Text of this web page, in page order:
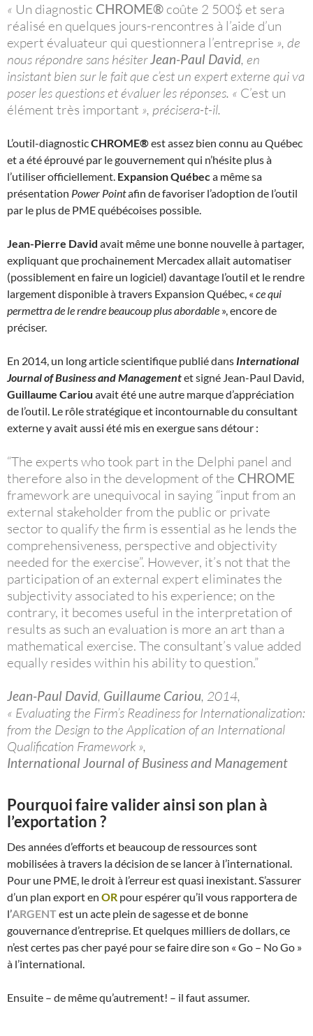
« Un diagnostic CHROME® coûte 2 500$ et sera
réalisé en quelques jours-rencontres à l’aide d’un
expert évaluateur qui questionnera l’entreprise », de
nous répondre sans hésiterJean-Paul David, en
insistant bien sur le fait que c’est un expert externe qui va
poser les questions et évaluer les réponses. « C’est un
élément très important », précisera-t-il.
L’outil-diagnosticCHROME®est assez bien connu au Québec
et a été éprouvé par le gouvernement qui n’hésite plus à
l’utiliser officiellement. Expansion Québeca même sa
présentation Power Pointafin de favoriser l’adoption de l’outil
par le plus de PME québécoises possible.
Jean-Pierre David avait même une bonne nouvelle à partager,
expliquant que prochainement Mercadex allait automatiser
(possiblement en faire un logiciel) davantage l’outil et le rendre
largement disponible à travers Expansion Québec, « ce qui
permettra de le rendre beaucoup plus abordable », encore de
préciser.
En 2014, un long article scientifique publié dans International
Journal of Business and Managementet signé Jean-Paul David,
Guillaume Cariou avait été une autre marque d’appréciation
de l’outil. Le rôle stratégique et incontournable du consultant
externe y avait aussi été mis en exergue sans détour :
“The experts who took part in the Delphi panel and
therefore also in the development of the CHROME
framework are unequivocal in saying “input from an
external stakeholder from the public or private
sector to qualify the firm is essential as he lends the
comprehensiveness, perspective and objectivity
needed for the exercise”. However, it’s not that the
participation of an external expert eliminates the
subjectivity associated to his experience; on the
contrary, it becomes useful in the interpretation of
results as such an evaluation is more an art than a
mathematical exercise. The consultant’s value added
equally resides within his ability to question.”
Jean-Paul David, Guillaume Cariou, 2014,
« Evaluating the Firm’s Readiness for Internationalization:
from the Design to the Application of an International
Qualification Framework »,
International Journal of Business and Management
Pourquoi faire valider ainsi son plan à
l’exportation ?
Des années d’efforts et beaucoup de ressources sont
mobilisées à travers la décision de se lancer à l’international.
Pour une PME, le droit à l’erreur est quasi inexistant. S’assurer
d’un plan export en OR pour espérer qu’il vous rapportera de
l’ARGENTest un acte plein de sagesse et de bonne
gouvernance d’entreprise. Et quelques milliers de dollars, ce
n’est certes pas cher payé pour se faire dire son « Go – No Go »
à l’international.
Ensuite – de même qu’autrement! – il faut assumer.